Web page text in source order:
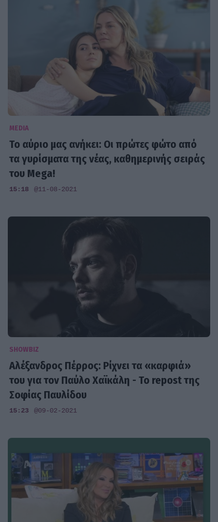
MEDIA
Το αύριο μας ανήκει: Οι πρώτες φώτο από
τα γυρίσματα της νέας, καθημερινής σειράς
του Mega!
15:18 @11-08-2021
SHOWBIZ
Αλέξανδρος Πέρρος: Ρίχνει τα «καρφιά»
του για τον Παύλο Χαϊκάλη - Το repost της
Σοφίας Παυλίδου
15:23 @09-02-2021